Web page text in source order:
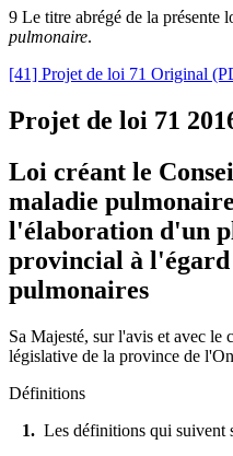
9 Le titre abrégé de la présente
pulmonaire.
[41] Projet de loi 71 Original
Projet de loi 71
Loi créant le
maladie
l'élaboration d'un
provincial à l'égard
pulmonaires
Sa Majesté, sur l'avis et avec le
législative de la province de
Définitions
1. Les définitions qui suivent